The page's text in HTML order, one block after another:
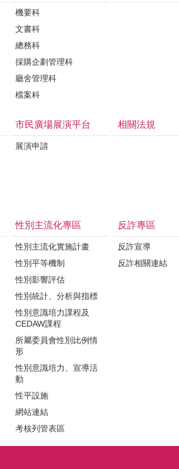
機要科
文書科
總務科
採購企劃管理科
廳舍管理科
檔案科
市民廣場展演平台
展演申請
相關法規
性別主流化專區
性別主流化實施計畫
性別平等機制
性別影響評估
性別統計、分析與指標
性別意識培力課程及
CEDAW課程
所屬委員會性別比例情
形
性別意識培力、宣導活
動
性平設施
網站連結
考核列管表區
反詐專區
反詐宣導
反詐相關連結